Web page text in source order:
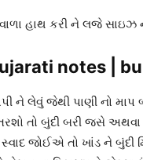
હાથ કરી ને લજે સાઇઝ
notes |
ને લેવું જેથી પાણી નો
તો બુંદી બરી જસે અથવા
જોઈએ તો ખાંડ ને બુંદી